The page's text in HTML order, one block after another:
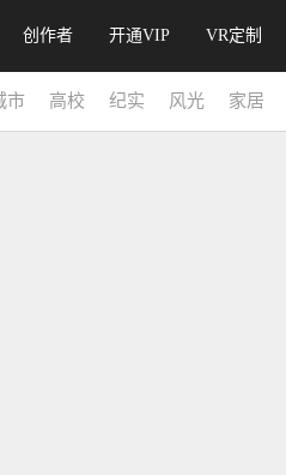
创作者 开通VIP VR定制
市 高校 纪实 风光 家居